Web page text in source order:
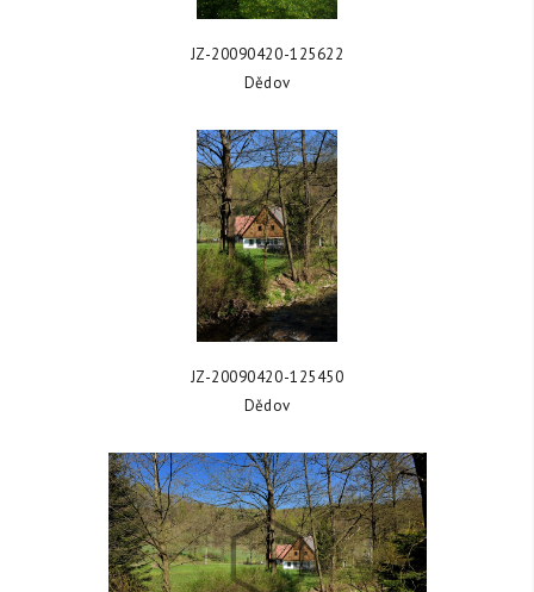
ZOBRAZIT FOTKU
JZ-20090420-125622
Dědov
ZOBRAZIT FOTKU
JZ-20090420-125450
Dědov